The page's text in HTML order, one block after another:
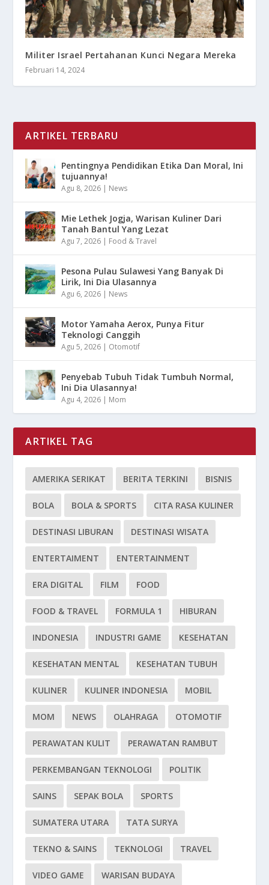
Militer Israel Pertahanan Kunci Negara Mereka
Februari 14, 2024
ARTIKEL TERBARU
Pentingnya Pendidikan Etika Dan Moral, Ini
tujuannya!
Agu 8, 2026 | News
Mie Lethek Jogja, Warisan Kuliner Dari
Tanah Bantul Yang Lezat
Agu 7, 2026 | Food & Travel
Pesona Pulau Sulawesi Yang Banyak Di
Lirik, Ini Dia Ulasannya
Agu 6, 2026 | News
Motor Yamaha Aerox, Punya Fitur
Teknologi Canggih
Agu 5, 2026 | Otomotif
Penyebab Tubuh Tidak Tumbuh Normal,
Ini Dia Ulasannya!
Agu 4, 2026 | Mom
ARTIKEL TAG
AMERIKA SERIKAT BERITA TERKINI BISNIS
BOLA BOLA & SPORTS CITA RASA KULINER
DESTINASI LIBURAN DESTINASI WISATA
ENTERTAIMENT ENTERTAINMENT
ERA DIGITAL FILM FOOD
FOOD & TRAVEL FORMULA 1 HIBURAN
INDONESIA INDUSTRI GAME KESEHATAN
KESEHATAN MENTAL KESEHATAN TUBUH
KULINER KULINER INDONESIA MOBIL
MOM NEWS OLAHRAGA OTOMOTIF
PERAWATAN KULIT PERAWATAN RAMBUT
PERKEMBANGAN TEKNOLOGI POLITIK
SAINS SEPAK BOLA SPORTS
SUMATERA UTARA TATA SURYA
TEKNO & SAINS TEKNOLOGI TRAVEL
VIDEO GAME WARISAN BUDAYA